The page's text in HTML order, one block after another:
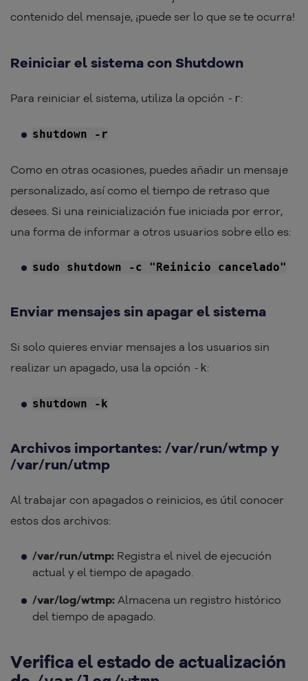
contenido del mensaje, ¡puede ser lo que se te ocurra!
Reiniciar el sistema con Shutdown
Para reiniciar el sistema, utiliza la opción -r:
shutdown -r
Como en otras ocasiones, puedes añadir un mensaje
personalizado, así como el tiempo de retraso que
desees. Si una reinicialización fue iniciada por error,
una forma de informar a otros usuarios sobre ello es:
sudo shutdown -c "Reinicio cancelado"
Enviar mensajes sin apagar el sistema
Si solo quieres enviar mensajes a los usuarios sin
realizar un apagado, usa la opción -k:
shutdown -k
Archivos importantes: /var/run/wtmp y
/var/run/utmp
Al trabajar con apagados o reinicios, es útil conocer
estos dos archivos:
/var/run/utmp: Registra el nivel de ejecución
actual y el tiempo de apagado.
/var/log/wtmp: Almacena un registro histórico
del tiempo de apagado.
Verifica el estado de actualización